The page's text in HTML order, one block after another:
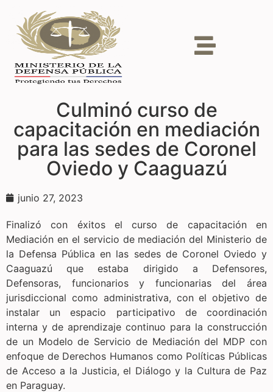
Culminó curso de
capacitación en mediación
para las sedes de Coronel
Oviedo y Caaguazú
junio 27, 2023
Finalizó con éxitos el curso de capacitación en
Mediación en el servicio de mediación del Ministerio de
la Defensa Pública en las sedes de Coronel Oviedo y
Caaguazú que estaba dirigido a Defensores,
Defensoras, funcionarios y funcionarias del área
jurisdiccional como administrativa, con el objetivo de
instalar un espacio participativo de coordinación
interna y de aprendizaje continuo para la construcción
de un Modelo de Servicio de Mediación del MDP con
enfoque de Derechos Humanos como Políticas Públicas
de Acceso a la Justicia, el Diálogo y la Cultura de Paz
en Paraguay.